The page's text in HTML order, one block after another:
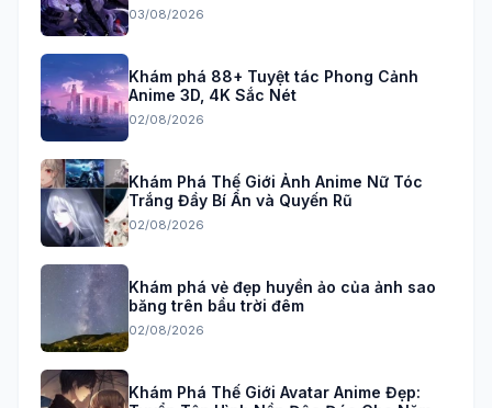
03/08/2026
Khám phá 88+ Tuyệt tác Phong Cảnh
Anime 3D, 4K Sắc Nét
02/08/2026
Khám Phá Thế Giới Ảnh Anime Nữ Tóc
Trắng Đầy Bí Ẩn và Quyến Rũ
02/08/2026
Khám phá vẻ đẹp huyền ảo của ảnh sao
băng trên bầu trời đêm
02/08/2026
Khám Phá Thế Giới Avatar Anime Đẹp: